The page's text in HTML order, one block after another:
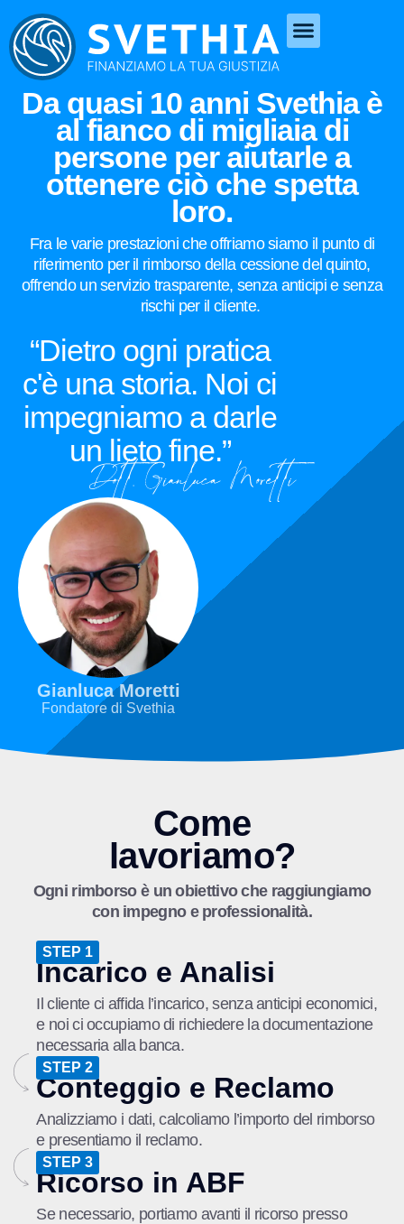
Da quasi 10 anni Svethia è
al fianco di migliaia di
persone per aiutarle a
ottenere ciò che spetta
loro.
Fra le varie prestazioni che offriamo siamo il punto di
riferimento per il rimborso della cessione del quinto,
offrendo un servizio trasparente, senza anticipi e senza
rischi per il cliente.
“Dietro ogni pratica
c'è una storia. Noi ci
impegniamo a darle
un lieto fine.”
Gianluca Moretti
Fondatore di Svethia
Come
lavoriamo?
Ogni rimborso è un obiettivo che raggiungiamo
con impegno e professionalità.
STEP 1
Incarico e Analisi
Il cliente ci affida l’incarico, senza anticipi economici,
e noi ci occupiamo di richiedere la documentazione
necessaria alla banca.
STEP 2
Conteggio e Reclamo
Analizziamo i dati, calcoliamo l’importo del rimborso
e presentiamo il reclamo.
STEP 3
Ricorso in ABF
Se necessario, portiamo avanti il ricorso presso